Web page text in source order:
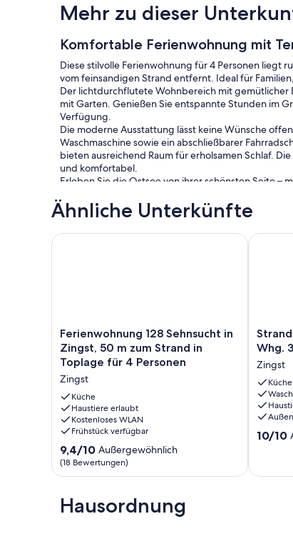
Mehr zu dieser
Komfortable Ferienwohnung mit
Diese stilvolle Ferienwohnung für 4 Personen liegt
vom feinsandigen Strand entfernt. Ideal für
Der lichtdurchflutete Wohnbereich mit
mit Garten. Genießen Sie entspannte Stunden im
Verfügung.
Die moderne Ausstattung lässt keine Wünsche
Waschmaschine sowie ein abschließbarer
bieten ausreichend Raum für erholsamen Schlaf.
und komfortabel.
Erleben Sie die Ostsee von ihrer schönsten Seite –
Anlage:
Ähnliche Unterkünfte
Ferienwohnung
128
Sehnsucht
Zingst,
50
m
zum
Strand
in
Toplage
für
Personen
Zingst
Ferienwohnung 128 Sehnsucht in
Zingst, 50 m zum Strand in
Toplage für 4 Personen
Zingst
Küche
Haustiere erlaubt
Kostenloses WLAN
Frühstück verfügbar
9.4
von
10,
(18
Bewertungen)
9,4/10 Außergewöhnlich
(18 Bewertungen)
Ferienwohnung 128 Sehnsucht in Zingst, 50 m
direkt
Meer
-
Whg.
33
-
Whg.
Zingst
Küche
10.0
10/10
Hausordnung